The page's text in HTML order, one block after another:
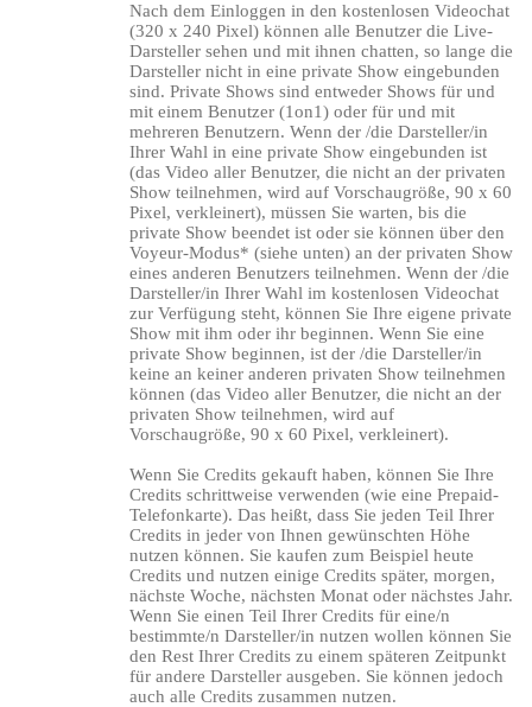
Nach dem Einloggen in den kostenlosen Videochat
(320 x 240 Pixel) können alle Benutzer die Live-
Darsteller sehen und mit ihnen chatten, so lange die
Darsteller nicht in eine private Show eingebunden
sind. Private Shows sind entweder Shows für und
mit einem Benutzer (1on1) oder für und mit
mehreren Benutzern. Wenn der /die Darsteller/in
Ihrer Wahl in eine private Show eingebunden ist
(das Video aller Benutzer, die nicht an der privaten
Show teilnehmen, wird auf Vorschaugröße, 90 x 60
Pixel, verkleinert), müssen Sie warten, bis die
private Show beendet ist oder sie können über den
Voyeur-Modus* (siehe unten) an der privaten Show
eines anderen Benutzers teilnehmen. Wenn der /die
Darsteller/in Ihrer Wahl im kostenlosen Videochat
zur Verfügung steht, können Sie Ihre eigene private
Show mit ihm oder ihr beginnen. Wenn Sie eine
private Show beginnen, ist der /die Darsteller/in
keine an keiner anderen privaten Show teilnehmen
können (das Video aller Benutzer, die nicht an der
privaten Show teilnehmen, wird auf
Vorschaugröße, 90 x 60 Pixel, verkleinert).
Wenn Sie Credits gekauft haben, können Sie Ihre
Credits schrittweise verwenden (wie eine Prepaid-
Telefonkarte). Das heißt, dass Sie jeden Teil Ihrer
Credits in jeder von Ihnen gewünschten Höhe
nutzen können. Sie kaufen zum Beispiel heute
Credits und nutzen einige Credits später, morgen,
nächste Woche, nächsten Monat oder nächstes Jahr.
Wenn Sie einen Teil Ihrer Credits für eine/n
bestimmte/n Darsteller/in nutzen wollen können Sie
den Rest Ihrer Credits zu einem späteren Zeitpunkt
für andere Darsteller ausgeben. Sie können jedoch
auch alle Credits zusammen nutzen.